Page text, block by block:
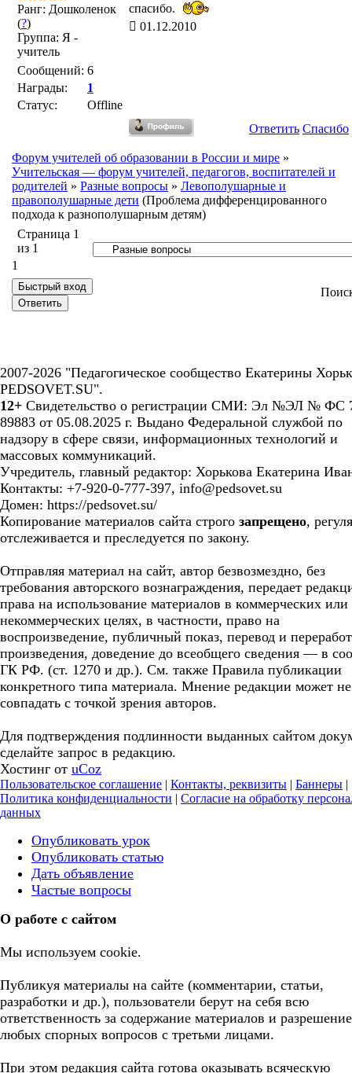
Ранг: Дошколенок
(?)
Группа: Я -
учитель
Сообщений: 6
Награды:
1
Статус:
Offline
спасибо.
01.12.2010
Ответить Спасибо
Форум учителей об образовании в России и мире »
Учительская — форум учителей, педагогов, воспитателей и
родителей » Разные вопросы » Левополушарные и
правополушарные дети (Проблема дифференцированного
подхода к разнополушарным детям)
Страница 1
из 1
1
2007-2026 "Педагогическое сообщество Екатерины
PEDSOVET.SU".
12+ Свидетельство о регистрации СМИ: Эл №ЭЛ № ФС
89883 от 05.08.2025 г. Выдано Федеральной службой по
надзору в сфере связи, информационных технологий и
массовых коммуникаций.
Учредитель, главный редактор: Хорькова Екатерина
Контакты: +7-920-0-777-397, info@pedsovet.su
Домен: https://pedsovet.su/
Копирование материалов сайта строго запрещено,
отслеживается и преследуется по закону.
Отправляя материал на сайт, автор безвозмездно, без
требования авторского вознаграждения, передает
права на использование материалов в коммерческих или
некоммерческих целях, в частности, право на
воспроизведение, публичный показ, перевод и
произведения, доведение до всеобщего сведения — в
ГК РФ. (ст. 1270 и др.). См. также Правила публикации
конкретного типа материала. Мнение редакции может не
совпадать с точкой зрения авторов.
Для подтверждения подлинности выданных сайтом
сделайте запрос в редакцию.
Хостинг от uCoz
Пользовательское соглашение | Контакты, реквизиты | Баннеры |
Политика конфиденциальности | Согласие на обработку
данных
Опубликовать урок
Опубликовать статью
Дать объявление
Частые вопросы
О работе с сайтом
Мы используем cookie.
Публикуя материалы на сайте (комментарии, статьи,
разработки и др.), пользователи берут на себя всю
ответственность за содержание материалов и разрешение
любых спорных вопросов с третьми лицами.
При этом редакция сайта готова оказывать всяческую